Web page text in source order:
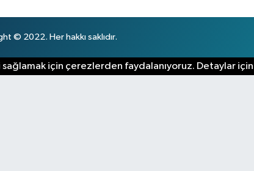
© 2022. Her hakkı saklıdır.
için çerezlerden faydalanıyoruz. Detaylar için